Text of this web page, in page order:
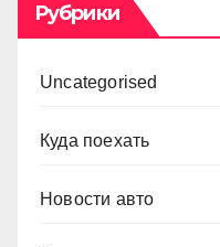
Рубрики
Uncategorised
Куда поехать
Новости авто